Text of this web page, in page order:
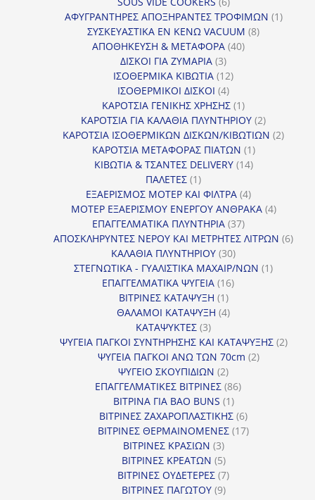
προϊόντα
ΑΦΥΓΡΑΝΤΗΡΕΣ ΑΠΟΞΗΡΑΝΤΕΣ ΤΡΟΦΙΜΩΝ 11
ΣΥΣΚΕΥΑΣΤΙΚΑ ΕΝ ΚΕΝΩ VACUUM 88
ΑΠΟΘΗΚΕΥΣΗ & ΜΕΤΑΦΟΡΑ 4040
ΔΙΣΚΟΙ ΓΙΑ ΖΥΜΑΡΙΑ 33
προϊόντα
ΙΣΟΘΕΡΜΙΚΑ ΚΙΒΩΤΙΑ 1212
ΙΣΟΘΕΡΜΙΚΟΙ ΔΙΣΚΟΙ 44
προϊόντα
ΚΑΡΟΤΣΙΑ ΓΕΝΙΚΗΣ ΧΡΗΣΗΣ 11
προϊόν
ΚΑΡΟΤΣΙΑ ΓΙΑ ΚΑΛΑΘΙΑ ΠΛΥΝΤΗΡΙΟΥ 22
προϊόντα
ΚΑΡΟΤΣΙΑ ΙΣΟΘΕΡΜΙΚΩΝ ΔΙΣΚΩΝ/ΚΙΒΩΤΙΩΝ 22
ΚΑΡΟΤΣΙΑ ΜΕΤΑΦΟΡΑΣ ΠΙΑΤΩΝ 11
προϊόν
ΚΙΒΩΤΙΑ & ΤΣΑΝΤΕΣ DELIVERY 1414
ΠΑΛΕΤΕΣ 11
προϊόν
ΕΞΑΕΡΙΣΜΟΣ ΜΟΤΕΡ ΚΑΙ ΦΙΛΤΡΑ 44
προϊόντα
ΜΟΤΕΡ ΕΞΑΕΡΙΣΜΟΥ ΕΝΕΡΓΟΥ ΑΝΘΡΑΚΑ 44
ΕΠΑΓΓΕΛΜΑΤΙΚΑ ΠΛΥΝΤΗΡΙΑ 3737
προϊόντα
ΑΠΟΣΚΛΗΡΥΝΤΕΣ ΝΕΡΟΥ ΚΑΙ ΜΕΤΡΗΤΕΣ ΛΙΤΡΩΝ 66
ΚΑΛΑΘΙΑ ΠΛΥΝΤΗΡΙΟΥ 3030
προϊόντα
ΣΤΕΓΝΩΤΙΚΑ - ΓΥΑΛΙΣΤΙΚΑ ΜΑΧΑΙΡ/ΝΩΝ 11
ΕΠΑΓΓΕΛΜΑΤΙΚΑ ΨΥΓΕΙΑ 1616
ΒΙΤΡΙΝΕΣ ΚΑΤΑΨΥΞΗ 11
προϊόν
ΘΑΛΑΜΟΙ ΚΑΤΑΨΥΞΗ 44
ΚΑΤΑΨΥΚΤΕΣ 33
προϊόντα
ΨΥΓΕΙΑ ΠΑΓΚΟΙ ΣΥΝΤΗΡΗΣΗΣ ΚΑΙ ΚΑΤΑΨΥΞΗΣ 22
ΨΥΓΕΙΑ ΠΑΓΚΟΙ ΑΝΩ ΤΩΝ 70cm 22
ΨΥΓΕΙΟ ΣΚΟΥΠΙΔΙΩΝ 22
προϊόντα
ΕΠΑΓΓΕΛΜΑΤΙΚΕΣ ΒΙΤΡΙΝΕΣ 8686
ΒΙΤΡΙΝΑ ΓΙΑ BAO BUNS 11
προϊόν
ΒΙΤΡΙΝΕΣ ΖΑΧΑΡΟΠΛΑΣΤΙΚΗΣ 66
προϊόντα
ΒΙΤΡΙΝΕΣ ΘΕΡΜΑΙΝΟΜΕΝΕΣ 1717
ΒΙΤΡΙΝΕΣ ΚΡΑΣΙΩΝ 33
προϊόντα
ΒΙΤΡΙΝΕΣ ΚΡΕΑΤΩΝ 55
προϊόντα
ΒΙΤΡΙΝΕΣ ΟΥΔΕΤΕΡΕΣ 77
ΒΙΤΡΙΝΕΣ ΠΑΓΩΤΟΥ 99